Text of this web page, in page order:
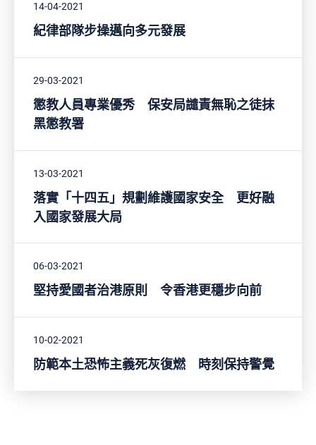
14-04-2021
紀律部隊步操邁向多元發展
29-03-2021
懲教人員專業優秀 保安局譴責無恥之徒抹
黑懲教署
13-03-2021
落實「十四五」規劃維護國家安全 更好融
入國家發展大局
06-03-2021
堅持愛國者治港原則 令香港更穩步向前
10-02-2021
防範本土恐怖主義死灰復燃 時刻保持警覺